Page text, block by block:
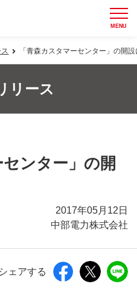
MENU
「青森カスタマーセンター」の開
リース
センター」の開
2017年05月12日
中部電力株式会社
ェアする